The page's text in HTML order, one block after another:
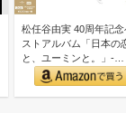
松任谷由実 40周年記念
ストアルバム「日本の
と、ユーミンと。」-
GOLD DISC Editi…